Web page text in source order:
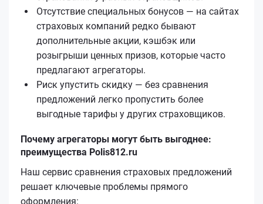
Отсутствие специальных бонусов — на сайтах
страховых компаний редко бывают
дополнительные акции, кэшбэк или
розыгрыши ценных призов, которые часто
предлагают агрегаторы.
Риск упустить скидку — без сравнения
предложений легко пропустить более
выгодные тарифы у других страховщиков.
Почему агрегаторы могут быть выгоднее:
преимущества Polis812.ru
Наш сервис сравнения страховых предложений
решает ключевые проблемы прямого
оформления: